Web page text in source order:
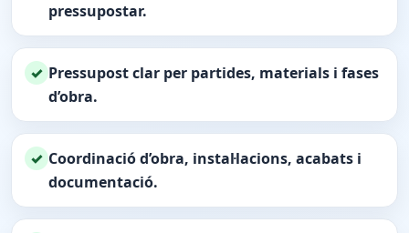
pressupostar.
✓ Pressupost clar per partides, materials i fases
d’obra.
✓ Coordinació d’obra, instal·lacions, acabats i
documentació.